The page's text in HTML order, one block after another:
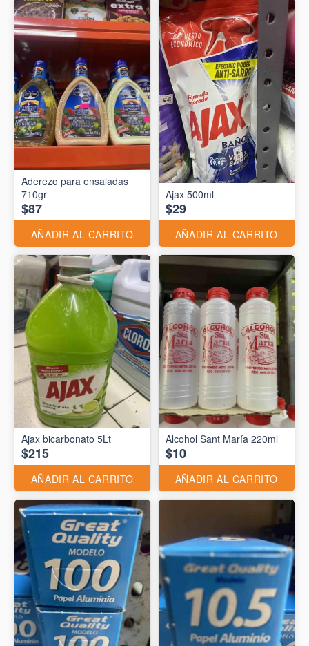
Aderezo para ensaladas
710gr
$87
AÑADIR AL CARRITO
Ajax 500ml
$29
AÑADIR AL CARRITO
Ajax bicarbonato 5Lt
$215
AÑADIR AL CARRITO
Alcohol Sant María 220ml
$10
AÑADIR AL CARRITO